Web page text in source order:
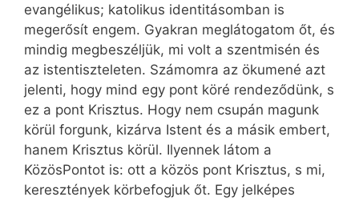
evangélikus; katolikus identitásomban is
megerősít engem. Gyakran meglátogatom őt, és
mindig megbeszéljük, mi volt a szentmisén és
az istentiszteleten. Számomra az ökumené azt
jelenti, hogy mind egy pont köré rendeződünk, s
ez a pont Krisztus. Hogy nem csupán magunk
körül forgunk, kizárva Istent és a másik embert,
hanem Krisztus körül. Ilyennek látom a
KözösPontot is: ott a közös pont Krisztus, s mi,
keresztények körbefogjuk őt. Egy jelképes